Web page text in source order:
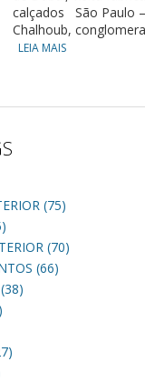
calçados São Paulo
Chalhoub,
LEIA MAIS
(75)
(70)
(66)